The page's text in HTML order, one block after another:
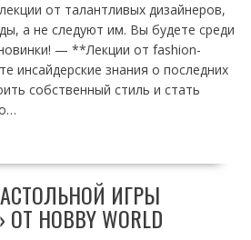
от талантливых дизайнеров,
а не следуют им. Вы будете среди
— **Лекции от fashion-
инсайдерские знания о последних
собственный стиль и стать
ИГРЫ
HOBBY WORLD